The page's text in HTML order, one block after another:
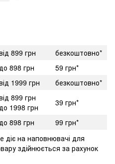
899 грн
безкоштовно*
898 грн
59 грн*
1999 грн
безкоштовно*
899 грн
1998 грн
39 грн*
898 грн
99 грн*
діє на наповнювачі для
здійнюється за рахунок